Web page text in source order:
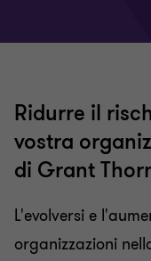
Ridurre il
vostra
di Grant
L'evolversi e
organizzazioni